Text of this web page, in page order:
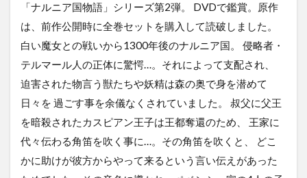
「ナルニア国物語」シリーズ第2弾。 DVDで鑑賞。原作
は、前作公開時に全巻セットを購入して読破しました。
白い魔女との戦いから1300年後のナルニア国。 侵略者・
テルマール人の正体に驚愕…。それによって支配され、
迫害された物言う獣たちや妖精は森の奥で身を潜めて
日々を 過ごす事を余儀なくされていました。 叔父に父王
を暗殺されたカスピアン王子は王都奪還のため、 王家に
代々伝わる角笛を吹く事に…。その角笛を吹くと、 どこ
かに助けが彼方からやって来るという言い伝えがあった